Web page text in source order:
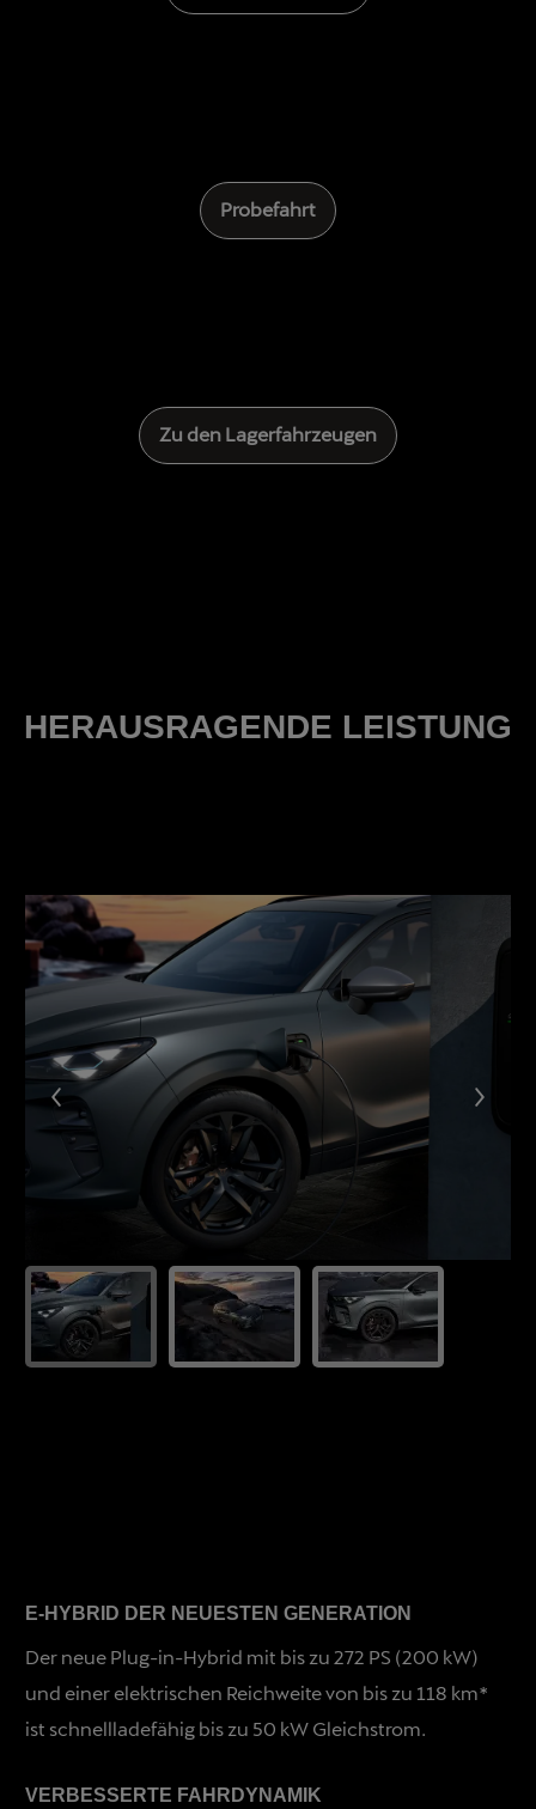
Probefahrt
Zu den Lagerfahrzeugen
HERAUSRAGENDE LEISTUNG
E-HYBRID DER NEUESTEN GENERATION
Der neue Plug-in-Hybrid mit bis zu 272 PS (200 kW)
und einer elektrischen Reichweite von bis zu 118 km*
ist schnellladefähig bis zu 50 kW Gleichstrom.
VERBESSERTE FAHRDYNAMIK